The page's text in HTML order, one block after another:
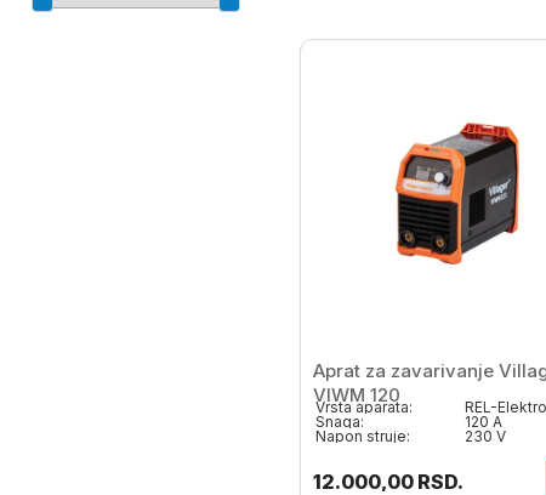
Aprat za zavarivanje
VIWM 120
Vrsta aparata:
Snaga:
120 A
Napon struje:
230 V
12.000,00 RSD.